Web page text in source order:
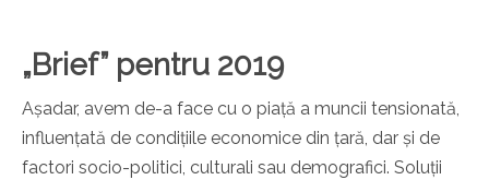
„Brief” pentru 2019
Așadar, avem de-a face cu o piață a muncii tensionată,
influențată de condițiile economice din țară, dar și de
factori socio-politici, culturali sau demografici. Soluții